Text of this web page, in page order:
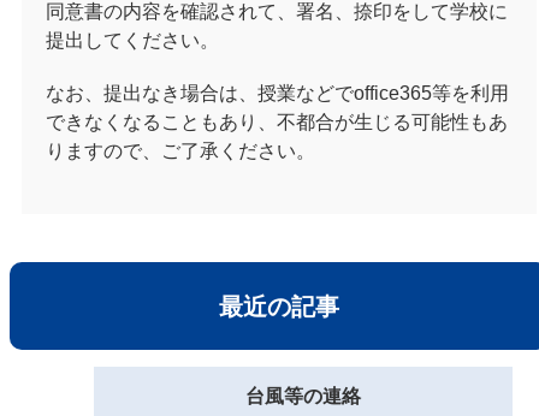
同意書の内容を確認されて、署名、捺印をして学校に
提出してください。
なお、提出なき場合は、授業などでoffice365等を利用
できなくなることもあり、不都合が生じる可能性もあ
りますので、ご了承ください。
最近の記事
台風等の連絡